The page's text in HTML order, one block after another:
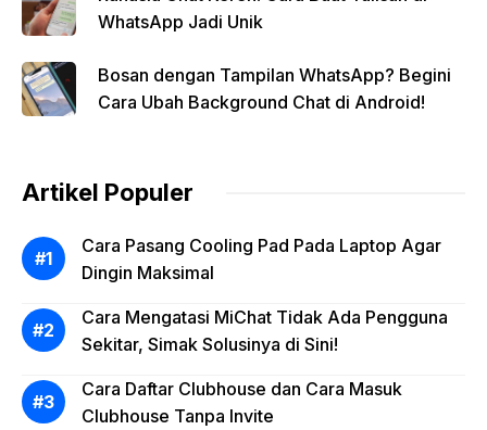
WhatsApp Jadi Unik
Bosan dengan Tampilan WhatsApp? Begini
Cara Ubah Background Chat di Android!
Artikel Populer
Cara Pasang Cooling Pad Pada Laptop Agar
Dingin Maksimal
Cara Mengatasi MiChat Tidak Ada Pengguna
Sekitar, Simak Solusinya di Sini!
Cara Daftar Clubhouse dan Cara Masuk
Clubhouse Tanpa Invite